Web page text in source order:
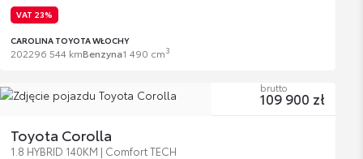
VAT 23%
CAROLINA TOYOTA WŁOCHY
202296 544 kmBenzyna1 490 cm3
Toyota Corolla
1.8 HYBRID 140KM | Comfort TECH
brutto
109 900 zł